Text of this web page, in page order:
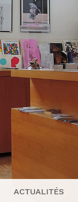
ACTUALITÉS